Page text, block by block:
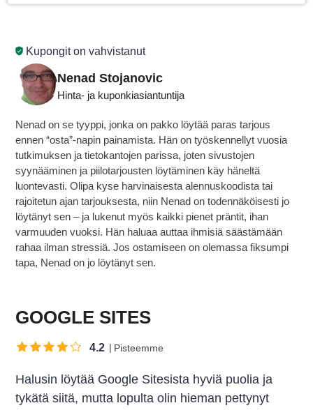
Kupongit on vahvistanut
Nenad Stojanovic
Hinta- ja kuponkiasiantuntija
Nenad on se tyyppi, jonka on pakko löytää paras tarjous
ennen “osta”-napin painamista. Hän on työskennellyt vuosia
tutkimuksen ja tietokantojen parissa, joten sivustojen
syynääminen ja piilotarjousten löytäminen käy häneltä
luontevasti. Olipa kyse harvinaisesta alennuskoodista tai
rajoitetun ajan tarjouksesta, niin Nenad on todennäköisesti jo
löytänyt sen – ja lukenut myös kaikki pienet präntit, ihan
varmuuden vuoksi. Hän haluaa auttaa ihmisiä säästämään
rahaa ilman stressiä. Jos ostamiseen on olemassa fiksumpi
tapa, Nenad on jo löytänyt sen.
GOOGLE SITES
4.2 Pisteemme
Halusin löytää Google Sitesista hyviä puolia ja
tykätä siitä, mutta lopulta olin hieman pettynyt